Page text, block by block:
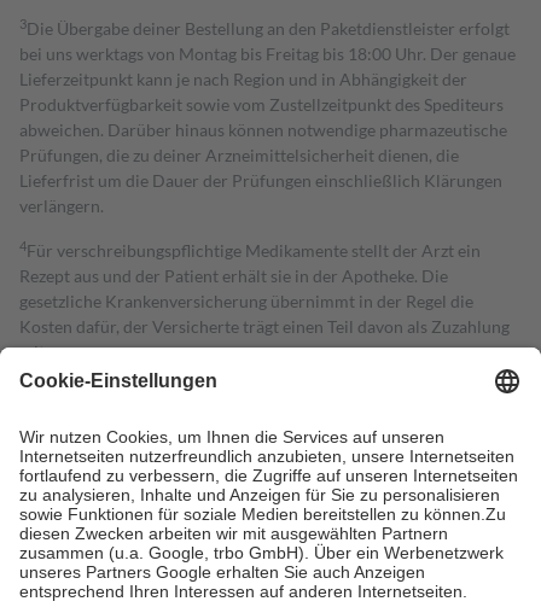
3Die Übergabe deiner Bestellung an den Paketdienstleister erfolgt
bei uns werktags von Montag bis Freitag bis 18:00 Uhr. Der genaue
Lieferzeitpunkt kann je nach Region und in Abhängigkeit der
Produktverfügbarkeit sowie vom Zustellzeitpunkt des Spediteurs
abweichen. Darüber hinaus können notwendige pharmazeutische
Prüfungen, die zu deiner Arzneimittelsicherheit dienen, die
Lieferfrist um die Dauer der Prüfungen einschließlich Klärungen
verlängern.
4Für verschreibungspflichtige Medikamente stellt der Arzt ein
Rezept aus und der Patient erhält sie in der Apotheke. Die
gesetzliche Krankenversicherung übernimmt in der Regel die
Kosten dafür, der Versicherte trägt einen Teil davon als Zuzahlung
mit.
Grundsätzlich leisten Mitglieder Zuzahlungen in Höhe von zehn
höchstens zehn Euro.
Es sind jedoch nie mehr als die tatsächlichen
Kosten der Leistung zu entrichten.
Diese Regeln gelten grundsätzlich auch für Online-Apotheken.
Bei Heilmitteln und häuslicher Krankenpflege beträgt die
Zuzahlung zehn Prozent der Kosten sowie zehn Euro je
Verordnung.
Um das Engagement der Versicherten für ihre eigene Gesundheit zu
stärken und die besondere Stellung der Familie zu unterstützen,